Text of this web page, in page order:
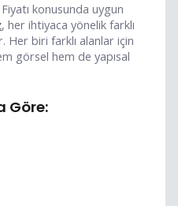
konusunda uygun
, her ihtiyaca yönelik farklı
Her biri farklı alanlar için
görsel hem de yapısal
Göre: